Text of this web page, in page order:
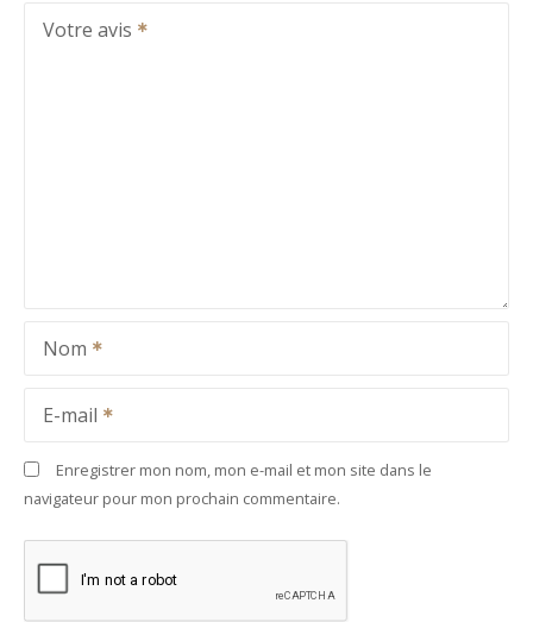
Votre avis
Nom
E-mail
Enregistrer mon nom, mon e-mail et mon site dans le
navigateur pour mon prochain commentaire.